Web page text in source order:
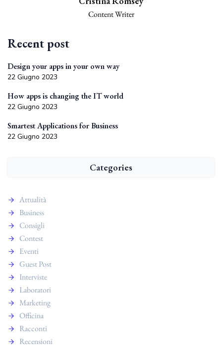
Content Writer
Recent post
Design your apps in your own way
22 Giugno 2023
How apps is changing the IT world
22 Giugno 2023
Smartest Applications for Business
22 Giugno 2023
Categories
Attualità
Business
Consigli
Contest
Eventi
Guest Post
Interviste
Laboratori
Marketing
Officina
Racconti
Recensioni